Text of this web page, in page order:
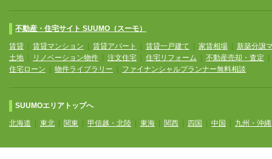
不動産・住宅サイト SUUMO（スーモ）
賃貸 賃貸マンション 賃貸アパート 賃貸一戸建て 家賃相場
新築分譲
土地
リノベーション物件 注文住宅 住宅リフォーム 不動産売却・査定
住宅ローン
物件ライブラリー ファイナンシャルプランナー無料相談
SUUMOエリアトップへ
北海道 東北 関東 甲信越・北陸 東海 関西 四国 中国 九州・沖縄